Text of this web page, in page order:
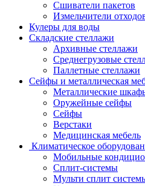
Сшиватели пакетов
Измельчители
Кулеры для воды
Складские стеллажи
Архивные стеллажи
Среднегрузовые
Паллетные стеллажи
Сейфы и металлическая
Металлические
Оружейные сейфы
Сейфы
Верстаки
Медицинская мебель
Климатическое
Мобильные
Сплит-системы
Мульти сплит